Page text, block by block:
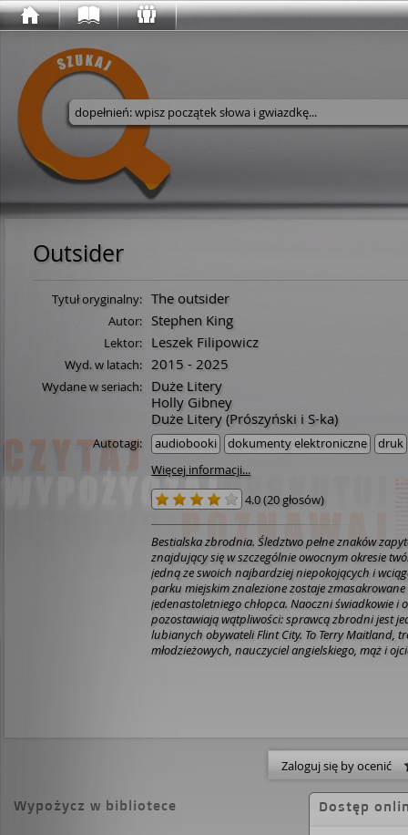
Wyszukaj w serwisie
Outsider
Tytuł oryginalny: The outsider
Autor: Stephen King
Lektor: Leszek Filipowicz
Wyd. w latach: 2015 - 2025
Wydane w seriach:
Duże Litery
Holly Gibney
Duże Litery (Prószyński i S-ka)
Autotagi: audiobooki dokumenty elektroniczne
druk
Więcej informacji...
4.0(20 głosów)
Bestialska zbrodnia. Śledztwo pełne znaków
znajdujący się w szczególnie owocnym okresie
jedną ze swoich najbardziej niepokojących i
parku miejskim znalezione zostaje zmasakrowane
jedenastoletniego chłopca. Naoczni świadkowie i
pozostawiają wątpliwości: sprawcą zbrodni jest
lubianych obywateli Flint City. To Terry Maitland,
młodzieżowych, nauczyciel angielskiego, mąż i
wychodzić na jaw przerażające szczegóły,
wchodzi na wyższe obroty, napięcie narasta, aż
zniesienia. Terry Maitland na pozór jest miłym
drugie oblicze? Odpowiedź szokuje – tak jak
Stephen King.
W serialu na podstawie
grozy występują m.in. Ben Mendelsohn, Cynthia
Zaloguj się by ocenić
Wypożycz w bibliotece Dostęp